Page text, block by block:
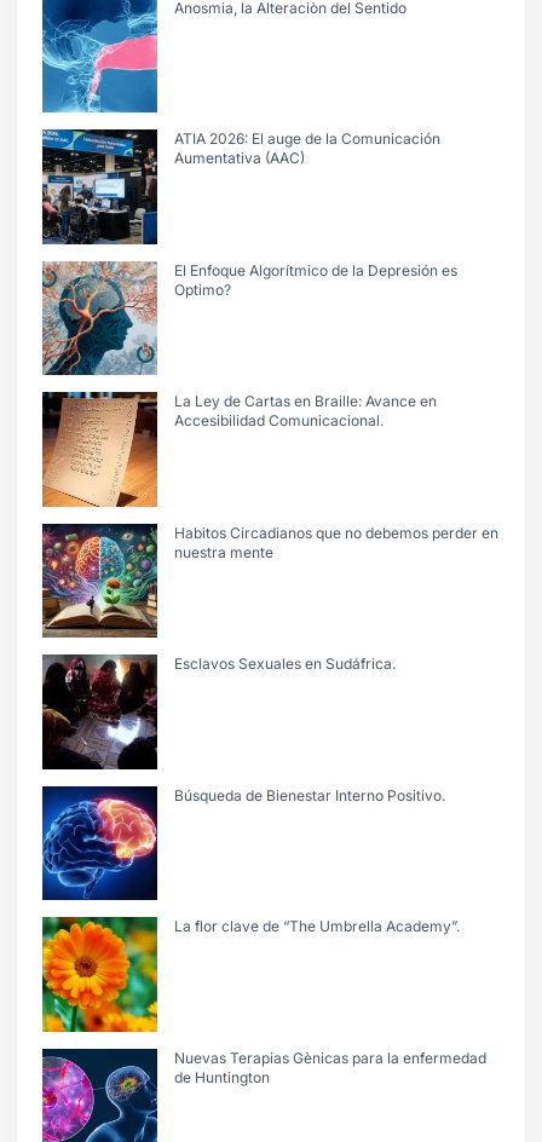
Anosmia, la Alteraciòn del Sentido
ATIA 2026: El auge de la Comunicación
Aumentativa (AAC)
El Enfoque Algorítmico de la Depresión es
Optimo?
La Ley de Cartas en Braille: Avance en
Accesibilidad Comunicacional.
Habitos Circadianos que no debemos perder en
nuestra mente
Esclavos Sexuales en Sudáfrica.
Búsqueda de Bienestar Interno Positivo.
La flor clave de “The Umbrella Academy”.
Nuevas Terapias Gènicas para la enfermedad
de Huntington